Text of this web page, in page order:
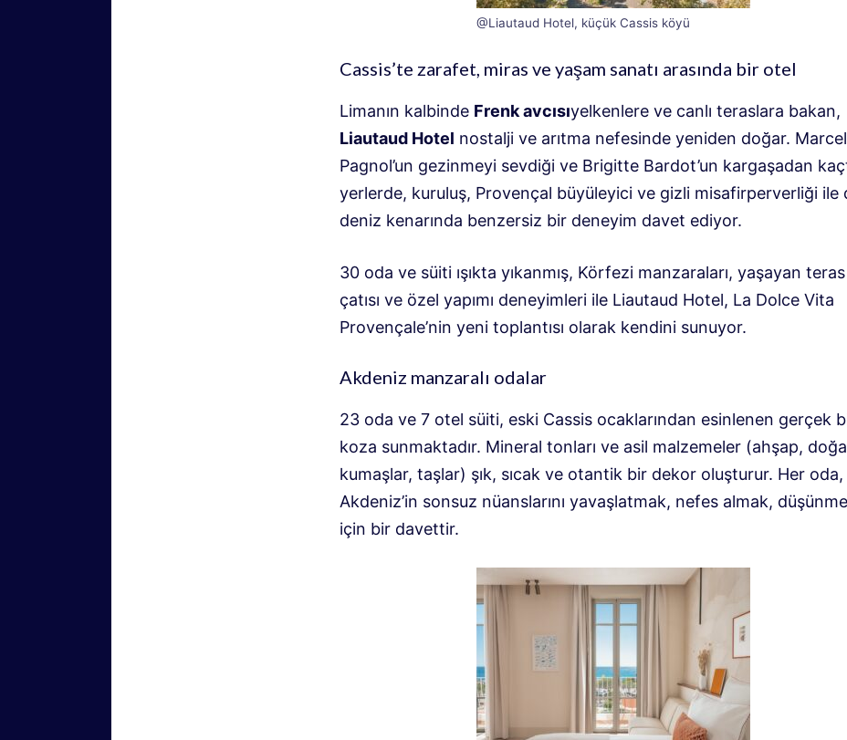
@Liautaud Hotel, küçük Cassis köyü
Cassis’te zarafet, miras ve yaşam sanatı arasında bir otel
Limanın kalbinde Frenk avcısıyelkenlere ve canlı teraslara bakan,
Liautaud Hotel nostalji ve arıtma nefesinde yeniden doğar. Marcel
Pagnol’un gezinmeyi sevdiği ve Brigitte Bardot’un kargaşadan
yerlerde, kuruluş, Provençal büyüleyici ve gizli misafirperverliği ile
deniz kenarında benzersiz bir deneyim davet ediyor.
30 oda ve süiti ışıkta yıkanmış, Körfezi manzaraları, yaşayan teras
çatısı ve özel yapımı deneyimleri ile Liautaud Hotel, La Dolce Vita
Provençale’nin yeni toplantısı olarak kendini sunuyor.
Akdeniz manzaralı odalar
23 oda ve 7 otel süiti, eski Cassis ocaklarından esinlenen gerçek
koza sunmaktadır. Mineral tonları ve asil malzemeler (ahşap,
kumaşlar, taşlar) şık, sıcak ve otantik bir dekor oluşturur. Her oda,
Akdeniz’in sonsuz nüanslarını yavaşlatmak, nefes almak,
için bir davettir.